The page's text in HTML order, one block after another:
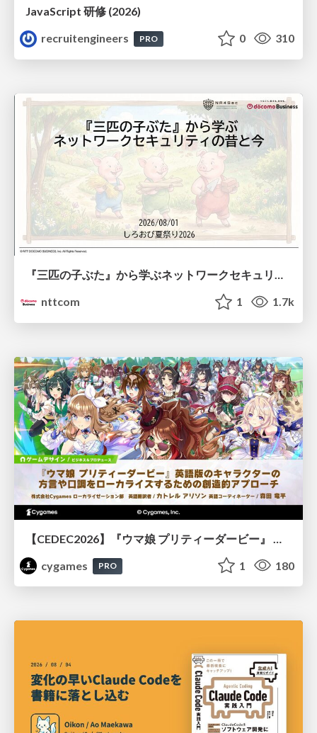
JavaScript 研修 (2026)
recruitengineers
PRO 0 310
『三匹の子ぶた』から学ぶネットワークセキュリティの昔と今 / Network Security: Then and Now Through the Lens of The Three Little Pigs
nttcom
1 1.7k
cygames
PRO 1 180